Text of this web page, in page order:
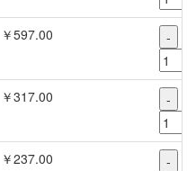
￥597.00 -
￥317.00 -
￥237.00 -